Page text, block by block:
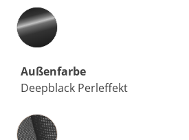
Außenfarbe
Deepblack Perleffekt
Innenausstattung